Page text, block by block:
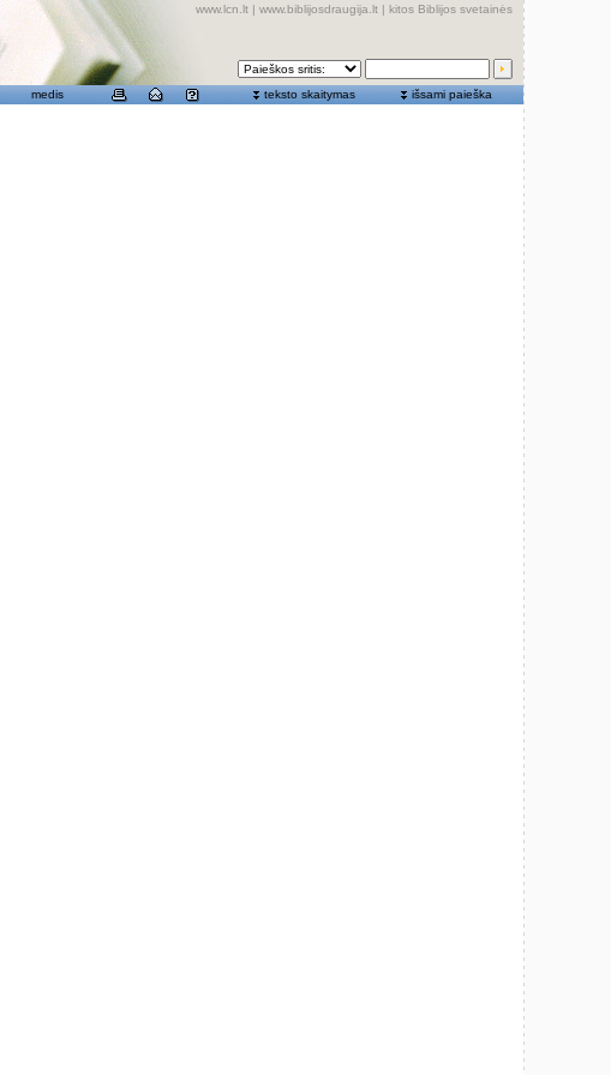
www.lcn.lt | www.biblijosdraugija.lt | kitos Biblijos svetainės
medis teksto skaitymas išsami paieška